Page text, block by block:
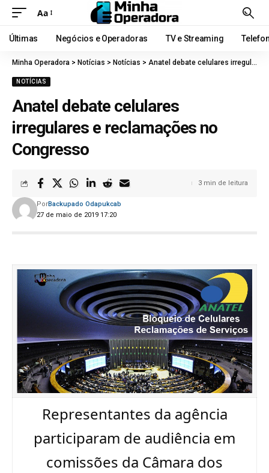
Aa
Últimas Negócios e Operadoras TV e Streaming
Minha Operadora > Notícias > Notícias > Anatel debate celulares irregulares e reclamações no Congresso
NOTÍCIAS
Anatel debate celulares
irregulares e reclamações no
Congresso
27 de maio de 2019 17:20
PorBackupado Odapukcab
3 min de leitura
Representantes da agência
participaram de audiência em
comissões da Câmara dos